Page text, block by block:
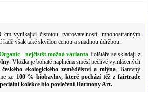
vynikající čistotou, tvarovatelností, mnohostranným
však také skvělou cenou a snadnou údržbou.
- nejčistší možná varianta Polštáře se skládají z
. Vložka je bohatě naplněna směsí pečlivě vymlácených
českého ekologického zemědělství a mlýna. Barevný
ze 100 % biobavlny, které pochází též z fairtrade
kolekce bio povlečení Harmony Art.